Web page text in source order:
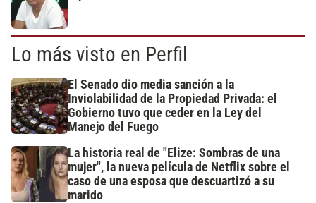
Lo más visto en Perfil
El Senado dio media sanción a la
Inviolabilidad de la Propiedad Privada: el
Gobierno tuvo que ceder en la Ley del
Manejo del Fuego
La historia real de "Elize: Sombras de una
mujer", la nueva película de Netflix sobre el
caso de una esposa que descuartizó a su
marido